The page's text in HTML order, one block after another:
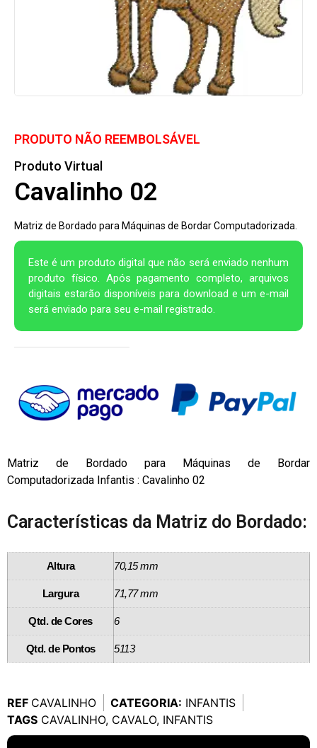
PRODUTO NÃO REEMBOLSÁVEL
Produto Virtual
Cavalinho 02
Matriz de Bordado para Máquinas de Bordar Computadorizada.
Este é um produto digital que não será enviado nenhum
produto físico. Após pagamento completo, arquivos
digitais estarão disponíveis para download e um e-mail
será enviado para seu e-mail registrado.
Matriz de Bordado para Máquinas de Bordar
Computadorizada Infantis : Cavalinho 02
Características da Matriz do Bordado:
Altura 70,15 mm
Largura 71,77 mm
Qtd. de Cores 6
Qtd. de Pontos 5113
REF CAVALINHO CATEGORIA: INFANTIS
TAGS CAVALINHO, CAVALO, INFANTIS